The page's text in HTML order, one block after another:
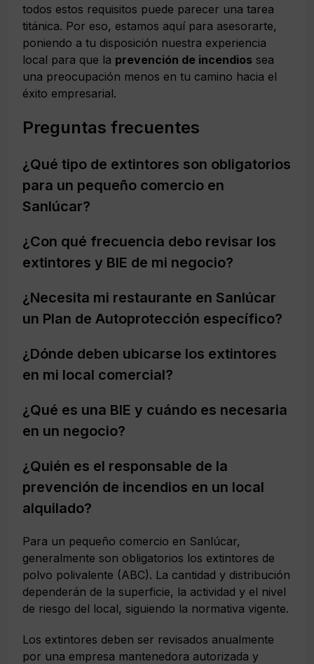
todos estos requisitos puede parecer una tarea
titánica. Por eso, estamos aquí para asesorarte,
poniendo a tu disposición nuestra experiencia
local para que la prevención de incendios sea
una preocupación menos en tu camino hacia el
éxito empresarial.
Preguntas frecuentes
¿Qué tipo de extintores son obligatorios
para un pequeño comercio en
Sanlúcar?
¿Con qué frecuencia debo revisar los
extintores y BIE de mi negocio?
¿Necesita mi restaurante en Sanlúcar
un Plan de Autoprotección específico?
¿Dónde deben ubicarse los extintores
en mi local comercial?
¿Qué es una BIE y cuándo es necesaria
en un negocio?
¿Quién es el responsable de la
prevención de incendios en un local
alquilado?
Para un pequeño comercio en Sanlúcar,
generalmente son obligatorios los extintores de
polvo polivalente (ABC). La cantidad y distribución
dependerán de la superficie, la actividad y el nivel
de riesgo del local, siguiendo la normativa vigente.
Los extintores deben ser revisados anualmente
por una empresa mantenedora autorizada y